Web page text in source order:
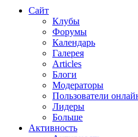
Сайт
Клубы
Форумы
Календарь
Галерея
Articles
Блоги
Модераторы
Пользователи
Лидеры
Больше
Активность